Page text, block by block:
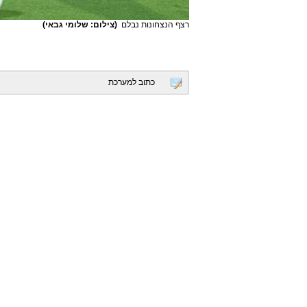
רצף הנצחונות נבלם (צילום: שלומי גבאי)
כתוב למערכת